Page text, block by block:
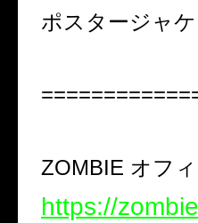
ポスタージャ
ZOMBIE オフ
https://